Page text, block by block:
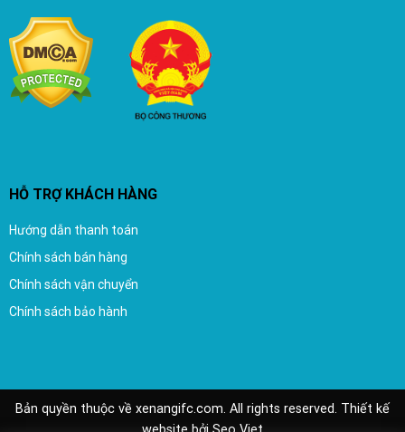
HỖ TRỢ KHÁCH HÀNG
Hướng dẫn thanh toán
Chính sách bán hàng
Chính sách vận chuyển
Chính sách bảo hành
Bản quyền thuộc về xenangifc.com. All rights reserved. Thiết kế